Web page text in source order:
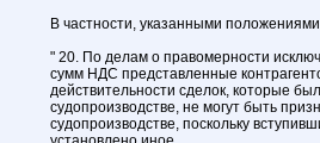
В частности, указанными
" 20. По делам о правомерности
сумм НДС представленные
действительности сделок, которые
судопроизводстве, не могут быть
судопроизводстве, поскольку